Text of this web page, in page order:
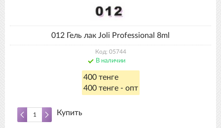
012 Гель лак Joli Professional 8ml
Код: 05744
В наличии
400 тенге
400 тенге - опт
Купить